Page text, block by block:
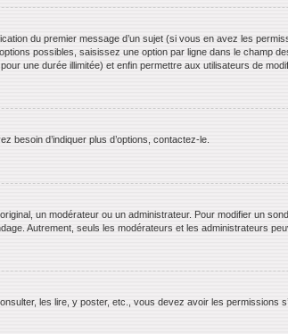
du premier message d’un sujet (si vous en avez les
possibles, saisissez une option par ligne dans le champ
une durée illimitée) et enfin permettre aux utilisateurs de
besoin d’indiquer plus d’options, contactez-le.
un modérateur ou un administrateur. Pour modifier un
Autrement, seuls les modérateurs et les administrateurs
les lire, y poster, etc., vous devez avoir les